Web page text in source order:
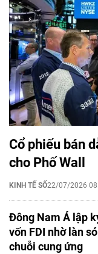
Cổ phiếu bán
cho Phố Wall
KINH TẾ SỐ22/07/2026
Đông Nam Á lập
vốn FDI nhờ làn
chuỗi cung ứng